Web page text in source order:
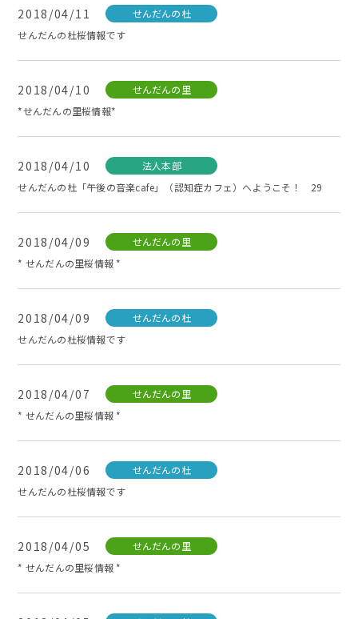
2018/04/11
せんだんの杜
せんだんの杜桜情報です
2018/04/10
せんだんの里
*せんだんの里桜情報*
2018/04/10
法人本部
せんだんの杜「午後の音楽cafe」（認知症カフェ）へようこそ！ 29
2018/04/09
せんだんの里
* せんだんの里桜情報 *
2018/04/09
せんだんの杜
せんだんの杜桜情報です
2018/04/07
せんだんの里
* せんだんの里桜情報 *
2018/04/06
せんだんの杜
せんだんの杜桜情報です
2018/04/05
せんだんの里
* せんだんの里桜情報 *